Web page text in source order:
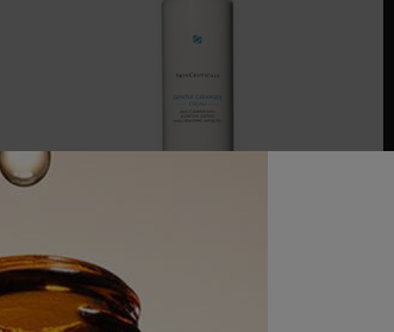
Mild ansigtsrens til sensitiv hud